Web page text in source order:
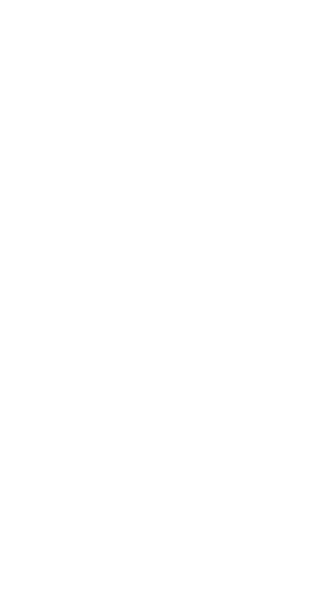
Le lien avec le projet d’entreprise, les
Les dispositifs internes et externes de
: Construction de son plan